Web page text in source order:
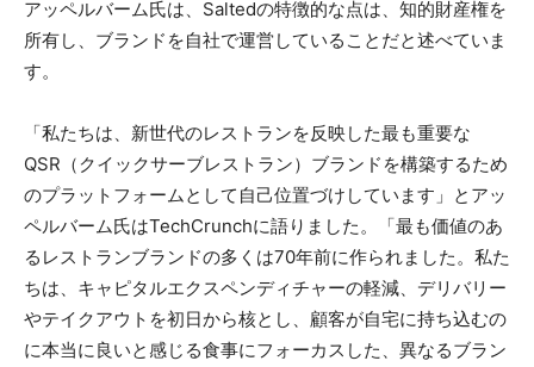
アッペルバーム氏は、Saltedの特徴的な点は、知的財産権を
所有し、ブランドを自社で運営していることだと述べていま
す。
「私たちは、新世代のレストランを反映した最も重要な
QSR（クイックサーブレストラン）ブランドを構築するため
のプラットフォームとして自己位置づけしています」とアッ
ペルバーム氏はTechCrunchに語りました。「最も価値のあ
るレストランブランドの多くは70年前に作られました。私た
ちは、キャピタルエクスペンディチャーの軽減、デリバリー
やテイクアウトを初日から核とし、顧客が自宅に持ち込むの
に本当に良いと感じる食事にフォーカスした、異なるブラン